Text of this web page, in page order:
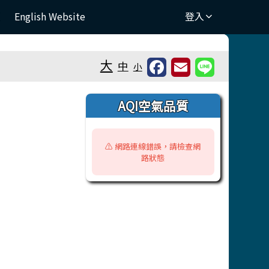
English Website 登入
⏸
大 中 小
右邊區域內容
AQI空氣品質
⚠️ 網路連線錯誤，請檢查網
路狀態